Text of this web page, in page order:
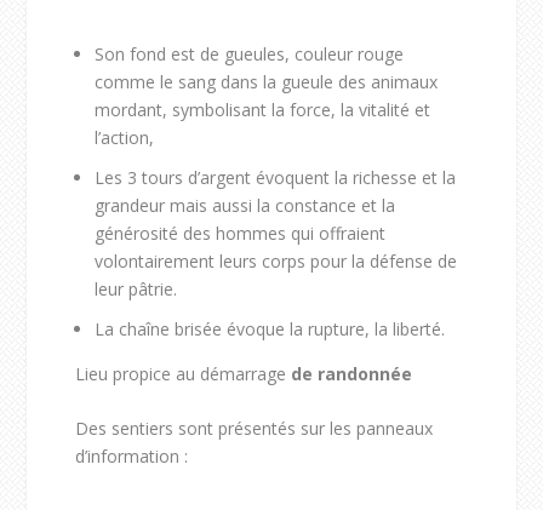
Son fond est de gueules, couleur rouge
comme le sang dans la gueule des animaux
mordant, symbolisant la force, la vitalité et
l’action,
Les 3 tours d’argent évoquent la richesse et la
grandeur mais aussi la constance et la
générosité des hommes qui offraient
volontairement leurs corps pour la défense de
leur pâtrie.
La chaîne brisée évoque la rupture, la liberté.
Lieu propice au démarrage de randonnée
Des sentiers sont présentés sur les panneaux
d’information :